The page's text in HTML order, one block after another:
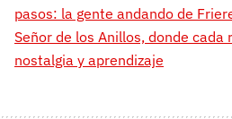
pasos: la gente andando de
Señor de los Anillos, donde cada
nostalgia y aprendizaje